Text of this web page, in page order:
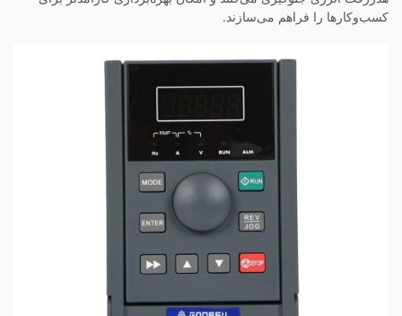
کسب‌وکارها را فراهم می‌سازند.